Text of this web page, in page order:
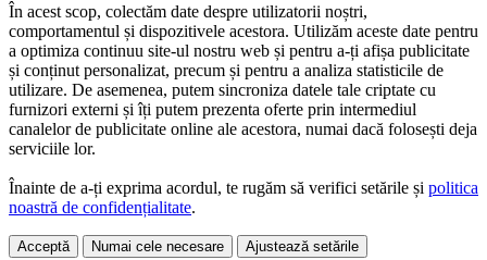
În acest scop, colectăm date despre utilizatorii noștri,
comportamentul și dispozitivele acestora. Utilizăm aceste date pentru
a optimiza continuu site-ul nostru web și pentru a-ți afișa publicitate
și conținut personalizat, precum și pentru a analiza statisticile de
utilizare. De asemenea, putem sincroniza datele tale criptate cu
furnizori externi și îți putem prezenta oferte prin intermediul
canalelor de publicitate online ale acestora, numai dacă folosești deja
serviciile lor.
Înainte de a-ți exprima acordul, te rugăm să verifici setările și politica
noastră de confidențialitate.
Acceptă Numai cele necesare Ajustează setările